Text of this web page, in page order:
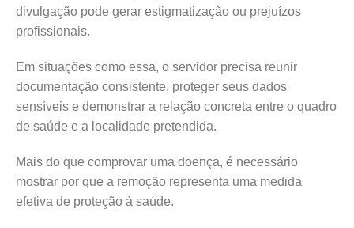
divulgação pode gerar estigmatização ou prejuízos
profissionais.
Em situações como essa, o servidor precisa reunir
documentação consistente, proteger seus dados
sensíveis e demonstrar a relação concreta entre o quadro
de saúde e a localidade pretendida.
Mais do que comprovar uma doença, é necessário
mostrar por que a remoção representa uma medida
efetiva de proteção à saúde.